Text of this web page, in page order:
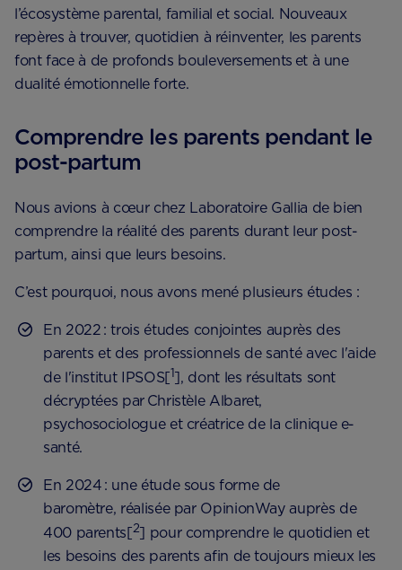
l’écosystème parental, familial et social. Nouveaux
repères à trouver, quotidien à réinventer, les parents
font face à de profonds bouleversements et à une
dualité émotionnelle forte.
Comprendre les parents pendant le
post-partum
Nous avions à cœur chez Laboratoire Gallia de bien
comprendre la réalité des parents durant leur post-
partum, ainsi que leurs besoins.
C’est pourquoi, nous avons mené plusieurs études :
En 2022 : ​trois études conjointes auprès des
parents et des professionnels de santé avec l'aide
de l'institut IPSOS[1], dont les ​résultats sont
décryptées par Christèle Albaret,
psychosociologue et créatrice de la clinique e-
santé.
En 2024 : une ​​étude sous forme de
baromètre, réalisée par OpinionWay auprès de
400 parents[2] pour comprendre le quotidien et
les besoins des parents afin de toujours mieux les